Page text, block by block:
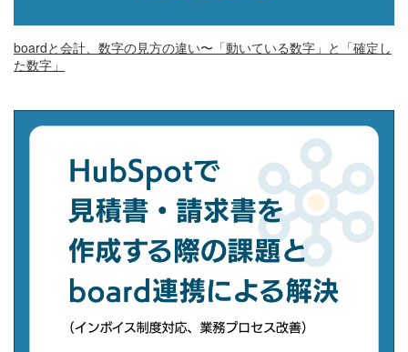
boardと会計、数字の見方の違い〜「動いている数字」と「確定し
た数字」